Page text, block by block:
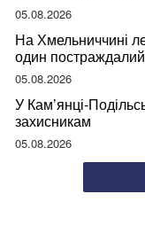
05.08.2026
На Хмельниччині
один постраждалий
05.08.2026
У Кам’янці-
захисникам
05.08.2026